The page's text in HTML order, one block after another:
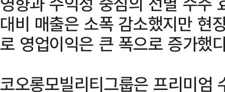
대비 매출은 소폭 감소했지만 현
로 영업이익은 큰 폭으로 증가했
코오롱모빌리티그룹은 프리미엄